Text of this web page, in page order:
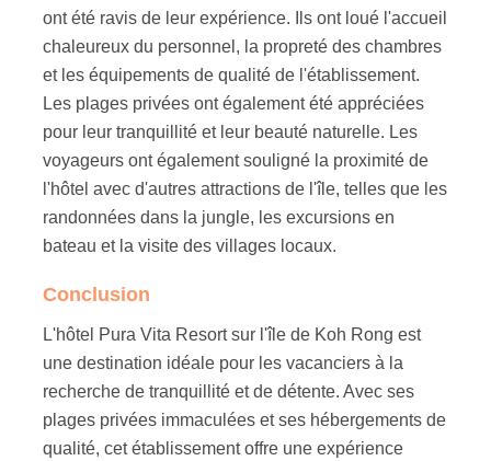
ont été ravis de leur expérience. Ils ont loué l'accueil
chaleureux du personnel, la propreté des chambres
et les équipements de qualité de l'établissement.
Les plages privées ont également été appréciées
pour leur tranquillité et leur beauté naturelle. Les
voyageurs ont également souligné la proximité de
l'hôtel avec d'autres attractions de l'île, telles que les
randonnées dans la jungle, les excursions en
bateau et la visite des villages locaux.
Conclusion
L'hôtel Pura Vita Resort sur l'île de Koh Rong est
une destination idéale pour les vacanciers à la
recherche de tranquillité et de détente. Avec ses
plages privées immaculées et ses hébergements de
qualité, cet établissement offre une expérience